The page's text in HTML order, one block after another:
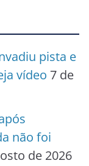
pista e
vídeo 7 de
não foi
de 2026